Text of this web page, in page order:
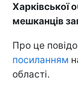
Харківської
мешканців
Про це
посиланням
області.